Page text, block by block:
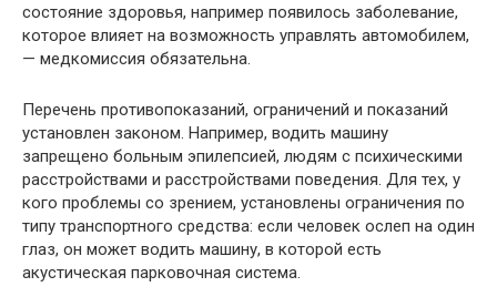
состояние здоровья, например появилось заболевание,
которое влияет на возможность управлять автомобилем,
— медкомиссия обязательна.
Перечень противопоказаний, ограничений и показаний
установлен законом. Например, водить машину
запрещено больным эпилепсией, людям с психическими
расстройствами и расстройствами поведения. Для тех, у
кого проблемы со зрением, установлены ограничения по
типу транспортного средства: если человек ослеп на один
глаз, он может водить машину, в которой есть
акустическая парковочная система.